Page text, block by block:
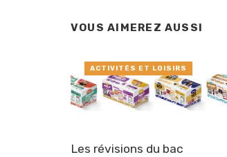
VOUS AIMEREZ AUSSI
Les révisions du bac
ACTIVITÉS ET LOISIRS